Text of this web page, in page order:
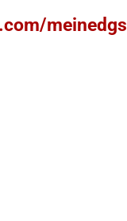
meinedgs